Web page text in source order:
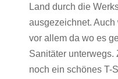
Land durch die
ausgezeichnet.
vor allem da wo es
Sanitäter unterwegs.
noch ein schönes T-